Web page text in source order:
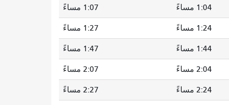
1:04 مساءً 1:07 مساءً
1:24 مساءً 1:27 مساءً
1:44 مساءً 1:47 مساءً
2:04 مساءً 2:07 مساءً
2:24 مساءً 2:27 مساءً